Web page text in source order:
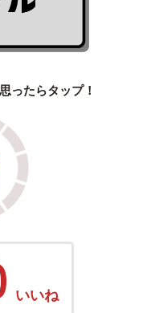
ったらタップ！
いいね